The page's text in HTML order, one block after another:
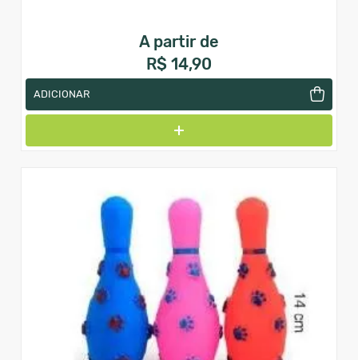
A partir de
R$ 14,90
ADICIONAR